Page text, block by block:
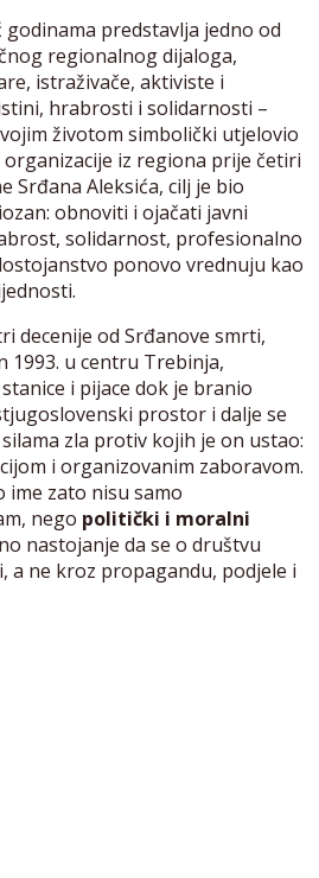
predstavlja jedno od
regionalnog dijaloga,
istraživače, aktiviste i
hrabrosti i solidarnosti –
životom simbolički utjelovio
organizacije iz regiona prije četiri
Srđana Aleksića, cilj je bio
obnoviti i ojačati javni
solidarnost, profesionalno
ponovo vrednuju kao
decenije od Srđanove smrti,
1993. u centru Trebinja,
i pijace dok je branio
prostor i dalje se
zla protiv kojih je on ustao:
i organizovanim zaboravom.
ime zato nisu samo
nego politički i moralni
nastojanje da se o društvu
a ne kroz propagandu, podjele i